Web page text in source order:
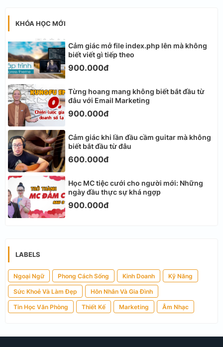
KHÓA HỌC MỚI
Cảm giác mở file index.php lên mà không
biết viết gì tiếp theo
900.000đ
Từng hoang mang không biết bắt đầu từ
đâu với Email Marketing
900.000đ
Cảm giác khi lần đầu cầm guitar mà không
biết bắt đầu từ đâu
600.000đ
Học MC tiệc cưới cho người mới: Những
ngày đầu thực sự khá ngợp
900.000đ
LABELS
Ngoại Ngữ Phong Cách Sống Kinh Doanh Kỹ Năng
Sức Khoẻ Và Làm Đẹp Hôn Nhân Và Gia Đình
Tin Học Văn Phòng Thiết Kế Marketing Âm Nhạc